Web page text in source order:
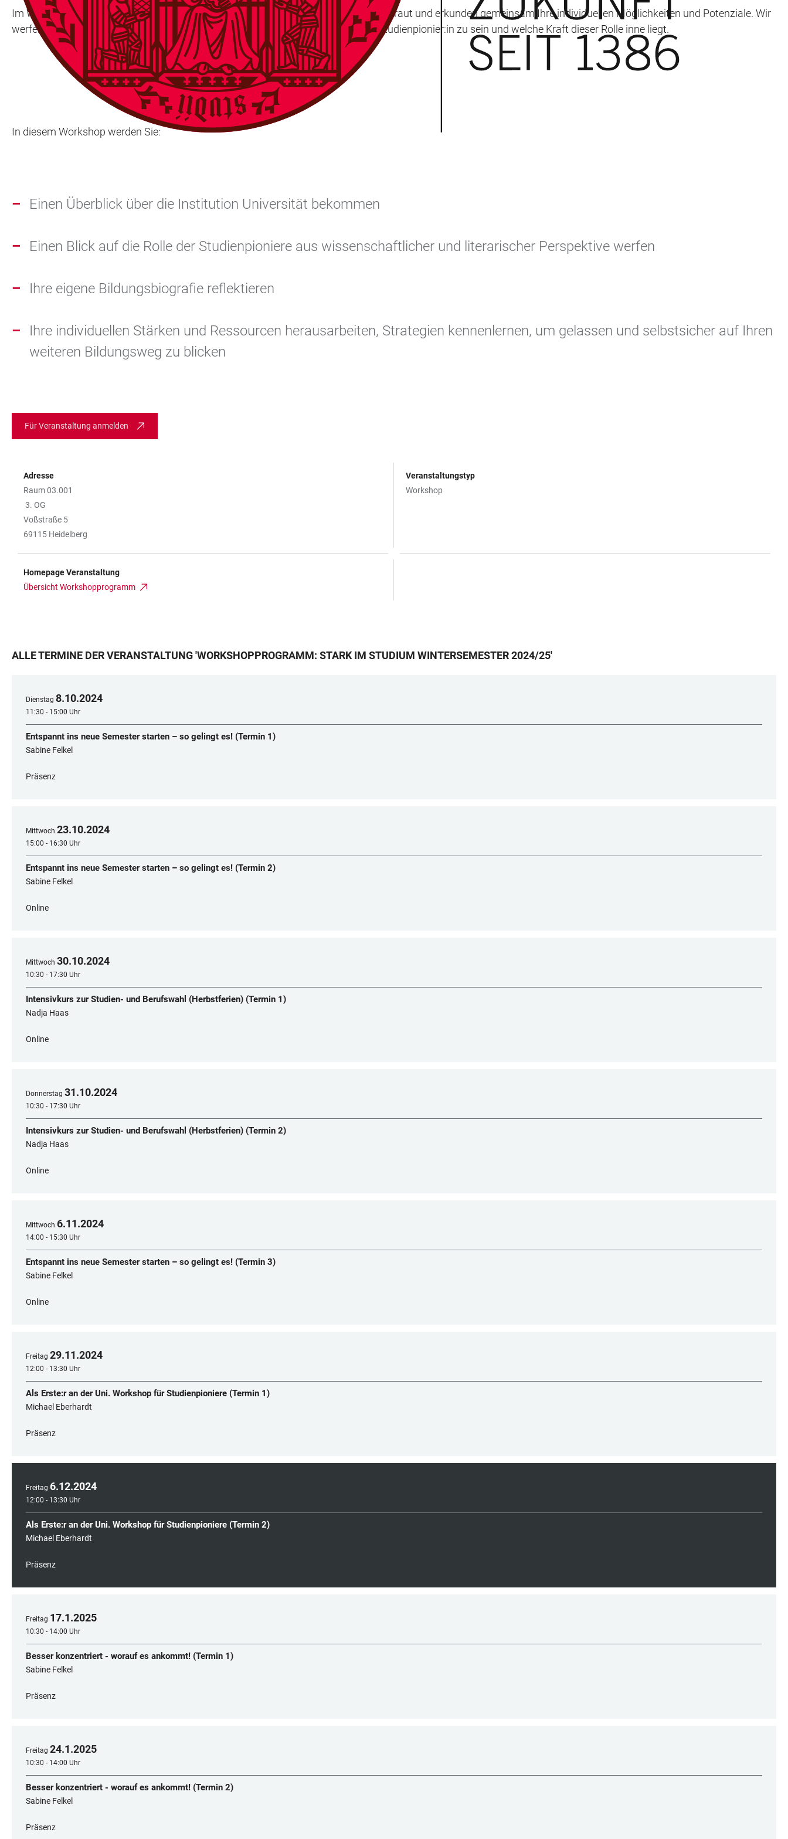
Im Workshop für Studienpioniere machen wir uns mit der Institution Universität vertraut und erkunden gemeinsam Ihre individuellen Möglichkeiten und Potenziale. Wir
werfen in individueller Biografiearbeit einen Blick darauf, was es für Sie bedeutet Studienpionier:in zu sein und welche Kraft dieser Rolle inne liegt.
In diesem Workshop werden Sie:
Einen Überblick über die Institution Universität bekommen
Einen Blick auf die Rolle der Studienpioniere aus wissenschaftlicher und literarischer Perspektive werfen
Ihre eigene Bildungsbiografie reflektieren
Ihre individuellen Stärken und Ressourcen herausarbeiten, Strategien kennenlernen, um gelassen und selbstsicher auf Ihren
weiteren Bildungsweg zu blicken
Für Veranstaltung anmelden
Adresse
Raum 03.001
3. OG
Voßstraße 5
69115 Heidelberg
Veranstaltungstyp
Workshop
Homepage Veranstaltung
Übersicht Workshopprogramm
ALLE TERMINE DER VERANSTALTUNG'WORKSHOPPROGRAMM: STARK IM STUDIUM WINTERSEMESTER 2024/25'
Dienstag 8.10.2024
11:30 - 15:00 Uhr
Entspannt ins neue Semester starten – so gelingt es! (Termin 1)
Sabine Felkel
Präsenz
Mittwoch 23.10.2024
15:00 - 16:30 Uhr
Entspannt ins neue Semester starten – so gelingt es! (Termin 2)
Sabine Felkel
Online
Mittwoch 30.10.2024
10:30 - 17:30 Uhr
Intensivkurs zur Studien- und Berufswahl (Herbstferien) (Termin 1)
Nadja Haas
Online
Donnerstag 31.10.2024
10:30 - 17:30 Uhr
Intensivkurs zur Studien- und Berufswahl (Herbstferien) (Termin 2)
Nadja Haas
Online
Mittwoch 6.11.2024
14:00 - 15:30 Uhr
Entspannt ins neue Semester starten – so gelingt es! (Termin 3)
Sabine Felkel
Online
Freitag 29.11.2024
12:00 - 13:30 Uhr
Als Erste:r an der Uni. Workshop für Studienpioniere (Termin 1)
Michael Eberhardt
Präsenz
Freitag 6.12.2024
12:00 - 13:30 Uhr
Als Erste:r an der Uni. Workshop für Studienpioniere (Termin 2)
Michael Eberhardt
Präsenz
Freitag 17.1.2025
10:30 - 14:00 Uhr
Besser konzentriert - worauf es ankommt! (Termin 1)
Sabine Felkel
Präsenz
Freitag 24.1.2025
10:30 - 14:00 Uhr
Besser konzentriert - worauf es ankommt! (Termin 2)
Sabine Felkel
Präsenz